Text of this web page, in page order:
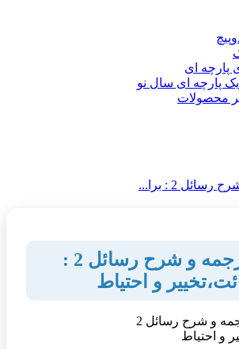
پارچه ای
پارچه ای سال نو
محصولات
2 : برا...
کتاب ترجمه و شرح رسائل 2 :
و احتیاط